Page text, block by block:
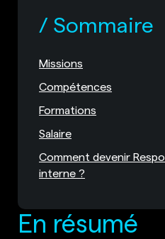
En résumé
Sommaire
Missions
Compétences
Formations
Salaire
Comment devenir
interne ?